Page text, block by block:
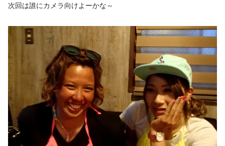
次回は誰にカメラ向けよーかな～